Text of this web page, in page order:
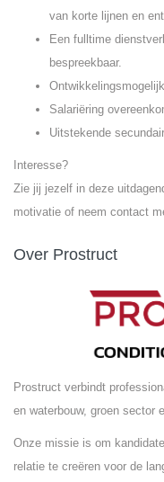
van korte lijnen en
Een fulltime
bespreekbaar.
Salariëring
Uitstekende
Interesse?
Zie jij jezelf in deze
motivatie of neem contact
Over Prostruct
Prostruct verbindt
en waterbouw, groen sector
Onze missie is om
relatie te creëren voor de